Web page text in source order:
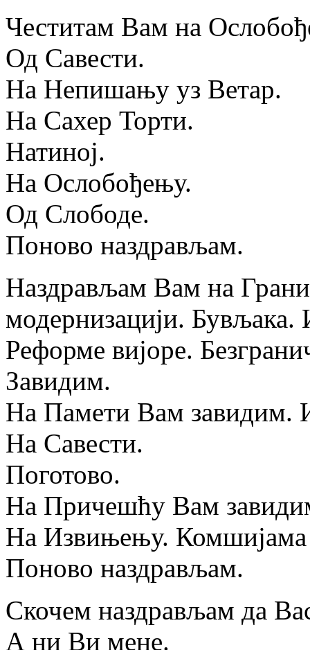
Честитам Вам на
Од Савести.
На Непишању уз Ветар.
На Сахер Торти.
Натиној.
На Ослобођењу.
Од Слободе.
Поново наздрављам.
Наздрављам Вам на
модернизацији.
Реформе вијоре.
Завидим.
На Памети Вам завидим.
На Савести.
Поготово.
На Причешћу Вам
На Извињењу. Комшијама
Поново наздрављам.
Скочем наздрављам да
А ни Ви мене.